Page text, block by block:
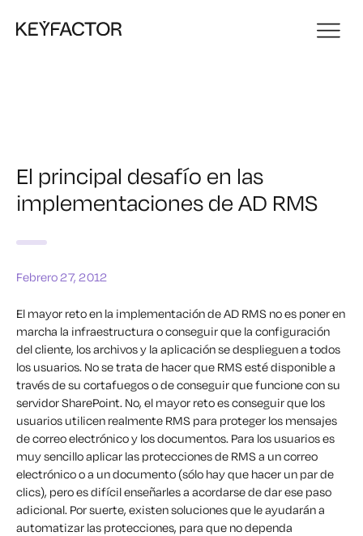
El principal desafío en las
implementaciones de AD RMS
Febrero 27, 2012
El mayor reto en la implementación de AD RMS no es poner en
marcha la infraestructura o conseguir que la configuración
del cliente, los archivos y la aplicación se desplieguen a todos
los usuarios. No se trata de hacer que RMS esté disponible a
través de su cortafuegos o de conseguir que funcione con su
servidor SharePoint. No, el mayor reto es conseguir que los
usuarios utilicen realmente RMS para proteger los mensajes
de correo electrónico y los documentos. Para los usuarios es
muy sencillo aplicar las protecciones de RMS a un correo
electrónico o a un documento (sólo hay que hacer un par de
clics), pero es difícil enseñarles a acordarse de dar ese paso
adicional. Por suerte, existen soluciones que le ayudarán a
automatizar las protecciones, para que no dependa